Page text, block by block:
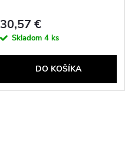
30,57 €
Skladom 4 ks
DO KOŠÍKA